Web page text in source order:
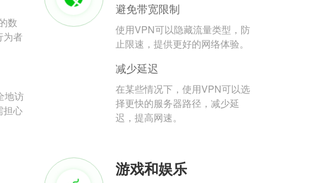
数
为者
地访
担心
避免带宽限制
使用VPN可以隐藏流量类型，防
止限速，提供更好的网络体验。
减少延迟
在某些情况下，使用VPN可以选
择更快的服务器路径，减少延
迟，提高网速。
游戏和娱乐